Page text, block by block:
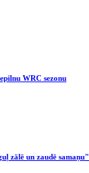
WRC sezonu
zālē un zaudē samaņu"